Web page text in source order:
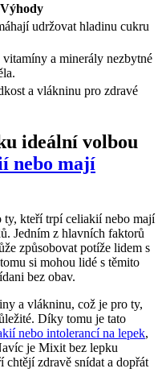
Výhody
udržovat hladinu cukru
a minerály nezbytné
a vlákninu pro zdravé
ideální volbou
nebo mají
kteří trpí celiakií nebo mají
Jedním z hlavních faktorů
způsobovat potíže lidem s
si mohou lidé s těmito
bez obav.
a vlákninu, což je pro ty,
Díky tomu je tato
nebo intolerancí na lepek,
je Mixit bez lepku
chtějí zdravě snídat a dopřát